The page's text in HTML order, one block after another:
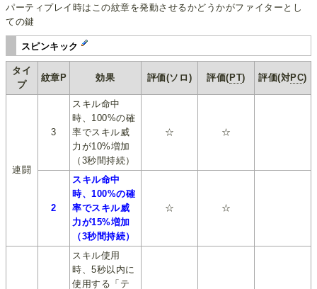
パーティプレイ時はこの紋章を発動させるかどうかがファイターとし
ての鍵
スピンキック
タイ
プ
紋章P 効果 評価(ソロ) 評価( PT) 評価(対PC)
連闘
3
スキル命中
時、100%の確
率でスキル威
力が10%増加
（3秒間持続）
☆ ☆
2
スキル命中
時、100%の確
率でスキル威
力が15%増加
（3秒間持続）
☆ ☆
スキル使用
時、5秒以内に
使用する「テ